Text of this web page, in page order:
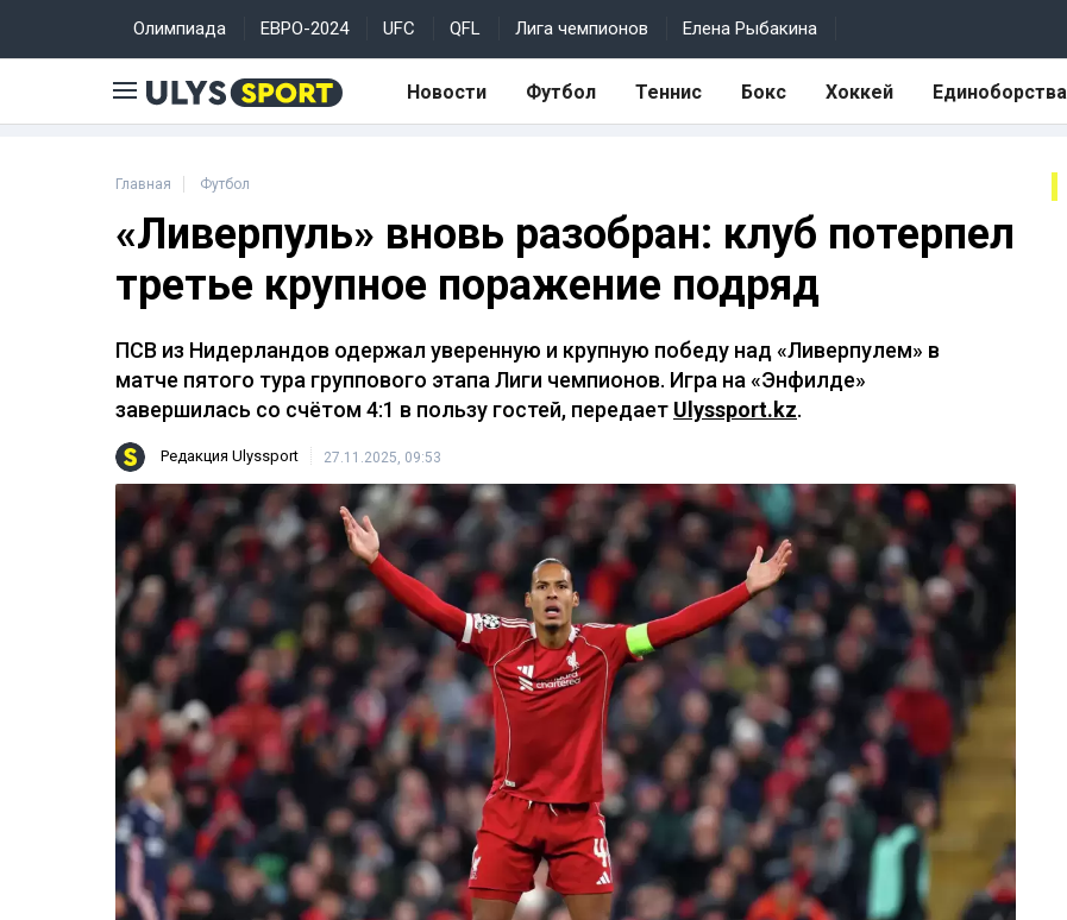
Олимпиада ЕВРО-2024 UFC QFL Лига чемпионов Елена Рыбакина
Новости Футбол Теннис Бокс Хоккей Единоборства
Главная Футбол
«Ливерпуль» вновь разобран: клуб потерпел
третье крупное поражение подряд
ПСВ из Нидерландов одержал уверенную и крупную победу над «Ливерпулем» в
матче пятого тура группового этапа Лиги чемпионов. Игра на «Энфилде»
завершилась со счётом 4:1 в пользу гостей, передает Ulyssport.kz.
Редакция Ulyssport 27.11.2025, 09:53